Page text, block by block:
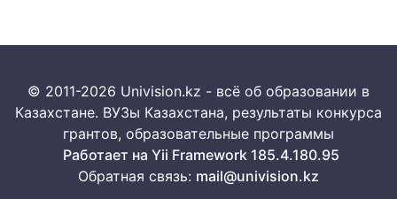
© 2011-2026 Univision.kz - всё об образовании в
Казахстане. ВУЗы Казахстана, результаты конкурса
грантов, образовательные программы
Работает на Yii Framework 185.4.180.95
Обратная связь: mail@univision.kz